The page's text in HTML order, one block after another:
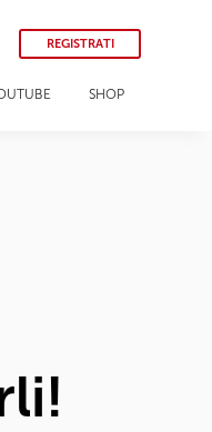
REGISTRATI
SHOP